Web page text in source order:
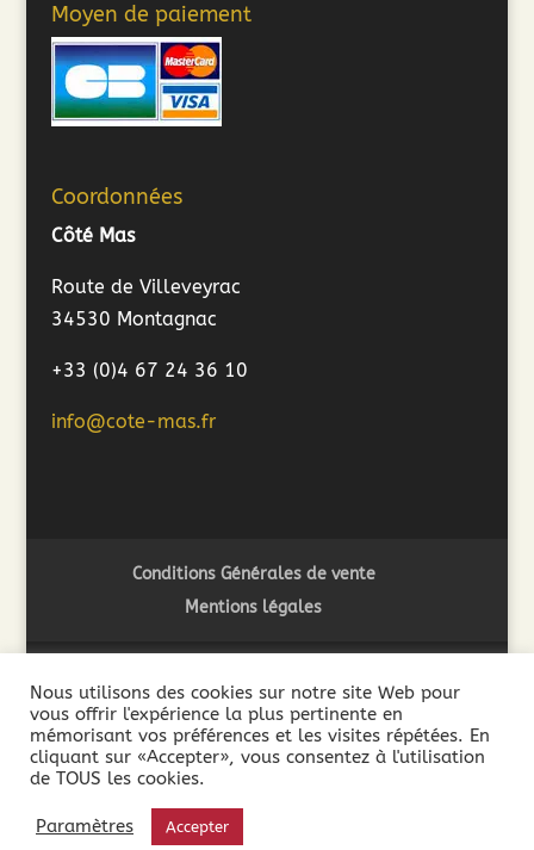
Moyen de paiement
Coordonnées
Côté Mas
Route de Villeveyrac
34530 Montagnac
+33 (0)4 67 24 36 10
info@cote-mas.fr
Conditions Générales de vente
Mentions légales
2018 ©Côté Mas - L'abus d'alcool est dangereux pour la
santé. A consommer avec modération - La vente de boissons
alcooliques est interdite aux mineurs de moins de 18 ans. La
preuve de la majorité de l’acheteur est exigée au moment de
la vente en ligne.
Nous utilisons des cookies sur notre site Web pour
vous offrir l'expérience la plus pertinente en
mémorisant vos préférences et les visites répétées. En
cliquant sur «Accepter», vous consentez à l'utilisation
de TOUS les cookies.
Paramètres Accepter